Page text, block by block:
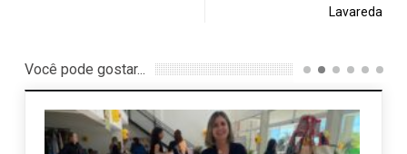
Lavareda
Você pode gostar...